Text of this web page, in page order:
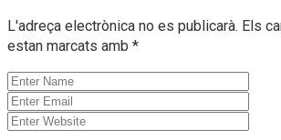
L'adreça electrònica no es publicarà. Els
estan marcats amb *